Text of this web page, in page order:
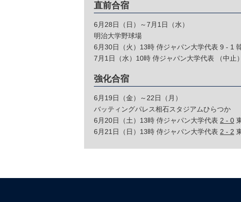
直前合宿
6月28日（日）～7月1日（水）
明治大学野球場
6月30日（火）13時 侍ジャパン大学代表 9 - 1
7月1日（水）10時 侍ジャパン大学代表 （中止
強化合宿
6月19日（金）～22日（月）
バッティングパレス相石スタジアムひらつか
6月20日（土）13時 侍ジャパン大学代表 2 - 0
6月21日（日）13時 侍ジャパン大学代表 2 - 2